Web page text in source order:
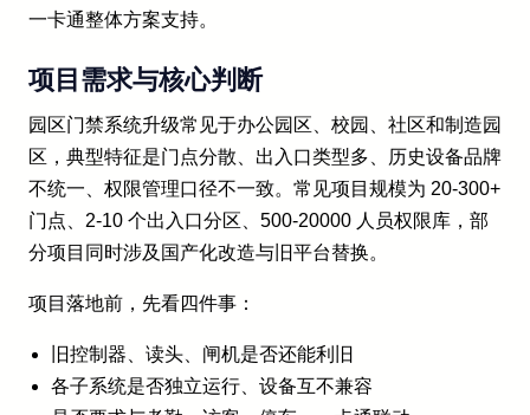
一卡通整体方案支持。
项目需求与核心判断
园区门禁系统升级常见于办公园区、校园、社区和制造园
区，典型特征是门点分散、出入口类型多、历史设备品牌
不统一、权限管理口径不一致。常见项目规模为 20-300+
门点、2-10 个出入口分区、500-20000 人员权限库，部
分项目同时涉及国产化改造与旧平台替换。
项目落地前，先看四件事：
旧控制器、读头、闸机是否还能利旧
各子系统是否独立运行、设备互不兼容